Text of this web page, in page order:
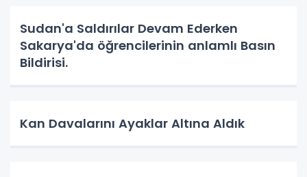
Sudan'a Saldırılar Devam Ederken
Sakarya'da öğrencilerinin anlamlı Basın
Bildirisi.
Kan Davalarını Ayaklar Altına Aldık